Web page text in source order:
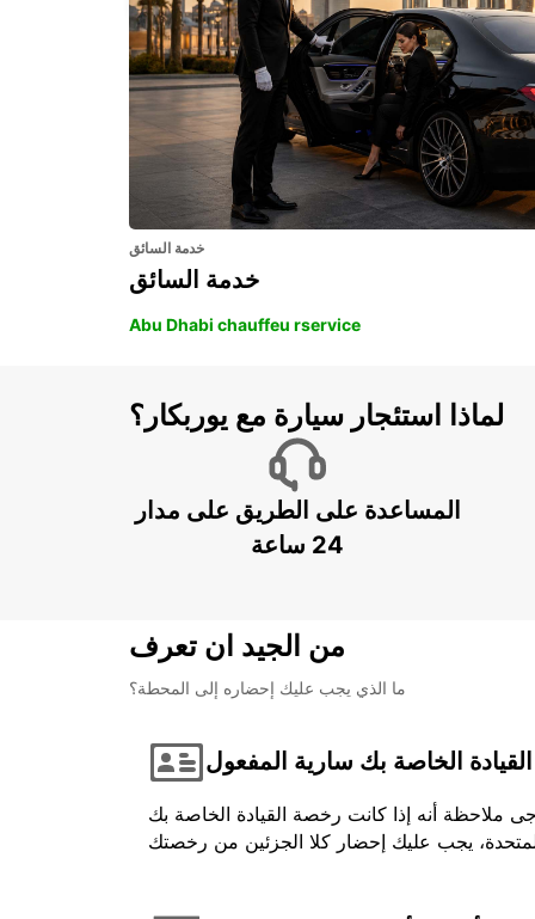
خدمة السائق
خدمة السائق
Abu Dhabi chauffeu rservice
لماذا استئجار سيارة مع يوربكار؟
المساعدة على الطريق على مدار
24 ساعة
من الجيد ان تعرف
ما الذي يجب عليك إحضاره إلى المحطة؟
الخاصة بك سارية المفعول
ملاحظة أنه إذا كانت رخصة القيادة الخاصة بك